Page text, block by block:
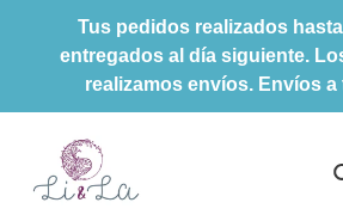
directamente
Tus pedidos realizados
entregados al día siguiente.
realizamos envíos. Envíos a